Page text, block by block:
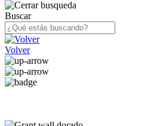
Buscar
Volver